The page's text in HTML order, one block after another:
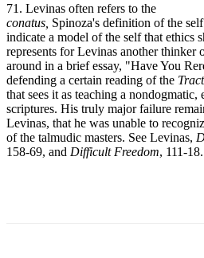
71. Levinas often refers to the
conatus, Spinoza's definition of the
indicate a model of the self that ethics
represents for Levinas another thinker
around in a brief essay, "Have You
defending a certain reading of the
that sees it as teaching a
scriptures. His truly major failure
Levinas, that he was unable to
of the talmudic masters. See Levinas,
158-69, and Difficult Freedom, 111-18.